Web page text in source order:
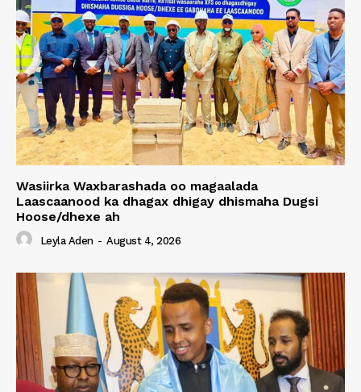
Wasiirka Waxbarashada oo magaalada
Laascaanood ka dhagax dhigay dhismaha Dugsi
Hoose/dhexe ah
Leyla Aden - August 4, 2026